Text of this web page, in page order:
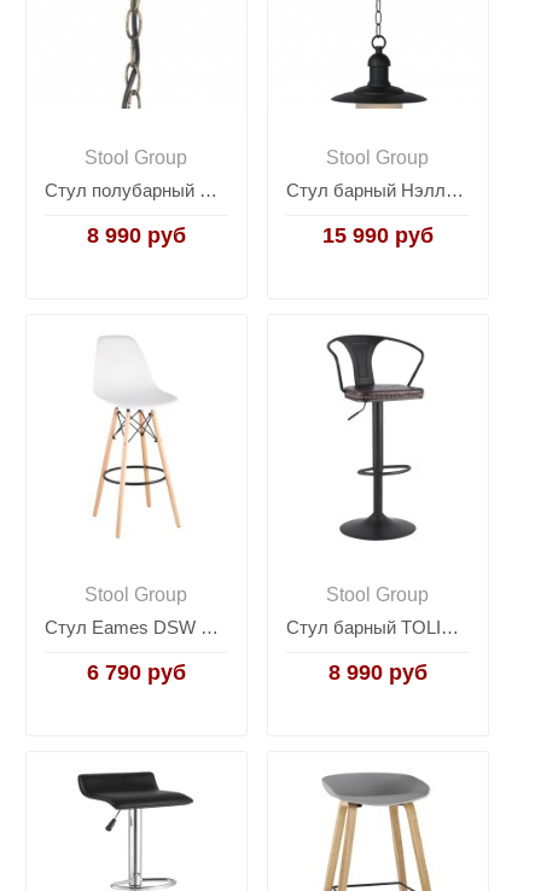
Stool Group
Стул полубарный Барбара NEW велюр серо-голубой NC
8 990 руб
Stool Group
Стул барный Нэлли белый
15 990 руб
Stool Group
Стул Eames DSW барный белый
6 790 руб
Stool Group
Стул барный TOLIX ARMS SOFT черный матовый
8 990 руб